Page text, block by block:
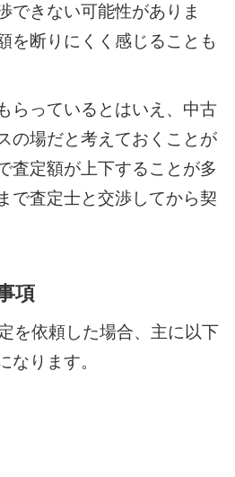
できない可能性がありま
を断りにくく感じることも
らっているとはいえ、中古
の場だと考えておくことが
査定額が上下することが多
で査定士と交渉してから契
項
を依頼した場合、主に以下
なります。